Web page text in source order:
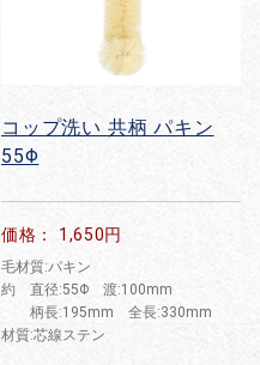
コップ洗い 共柄 パキン
55Φ
価格： 1,650円
毛材質:パキン
約 直径:55Φ 渡:100mm
柄長:195mm 全長:330mm
材質:芯線ステン
カートへ進む